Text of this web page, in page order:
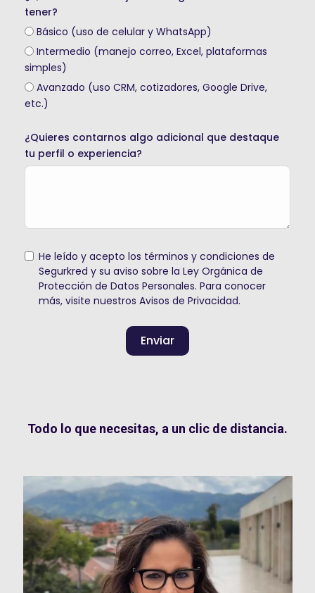
tener?
Básico (uso de celular y WhatsApp)
Intermedio (manejo correo, Excel, plataformas
simples)
Avanzado (uso CRM, cotizadores, Google Drive,
etc.)
¿Quieres contarnos algo adicional que destaque
tu perfil o experiencia?
He leído y acepto los términos y condiciones de
Segurkred y su aviso sobre la Ley Orgánica de
Protección de Datos Personales. Para conocer
más, visite nuestros Avisos de Privacidad.
Enviar
Todo lo que necesitas, a un clic de distancia.